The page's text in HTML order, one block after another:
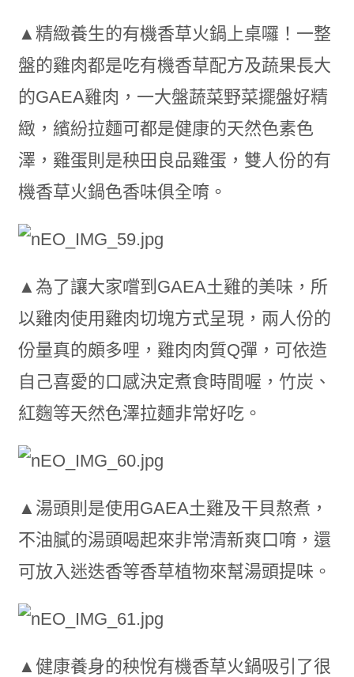
▲精緻養生的有機香草火鍋上桌囉！一整
盤的雞肉都是吃有機香草配方及蔬果長大
的GAEA雞肉，一大盤蔬菜野菜擺盤好精
緻，繽紛拉麵可都是健康的天然色素色
澤，雞蛋則是秧田良品雞蛋，雙人份的有
機香草火鍋色香味俱全唷。
▲為了讓大家嚐到GAEA土雞的美味，所
以雞肉使用雞肉切塊方式呈現，兩人份的
份量真的頗多哩，雞肉肉質Q彈，可依造
自己喜愛的口感決定煮食時間喔，竹炭、
紅麴等天然色澤拉麵非常好吃。
▲湯頭則是使用GAEA土雞及干貝熬煮，
不油膩的湯頭喝起來非常清新爽口唷，還
可放入迷迭香等香草植物來幫湯頭提味。
▲健康養身的秧悅有機香草火鍋吸引了很